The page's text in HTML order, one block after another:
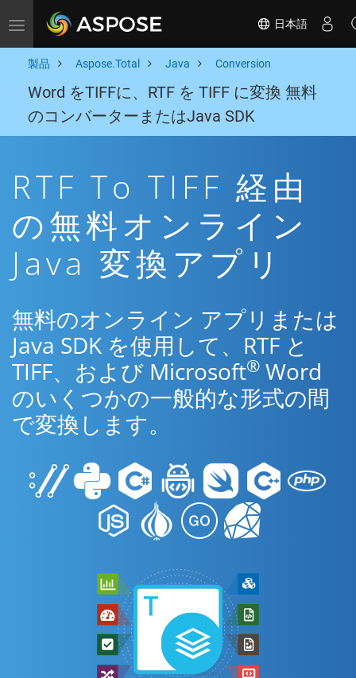
Toggle navigation 日本語
製品 Aspose.Total Java Conversion
Word をTIFFに、RTF を TIFF に変換 無料
のコンバーターまたはJava SDK
RTF To TIFF 経由
の無料オンライン
Java 変換アプリ
無料のオンライン アプリまたは
Java SDK を使用して、RTF と
TIFF、および Microsoft® Word
のいくつかの一般的な形式の間
で変換します。